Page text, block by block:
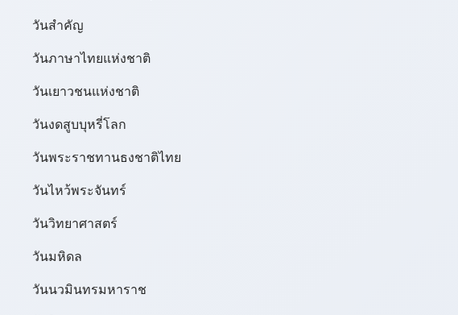
วันสำคัญ
วันภาษาไทยแห่งชาติ
วันเยาวชนแห่งชาติ
วันงดสูบบุหรี่โลก
วันพระราชทานธงชาติไทย
วันไหว้พระจันทร์​
วันวิทยาศาสตร์
วันมหิดล
วันนวมินทรมหาราช